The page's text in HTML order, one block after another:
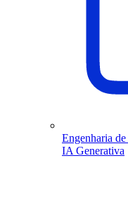
Engenharia
IA Generativa